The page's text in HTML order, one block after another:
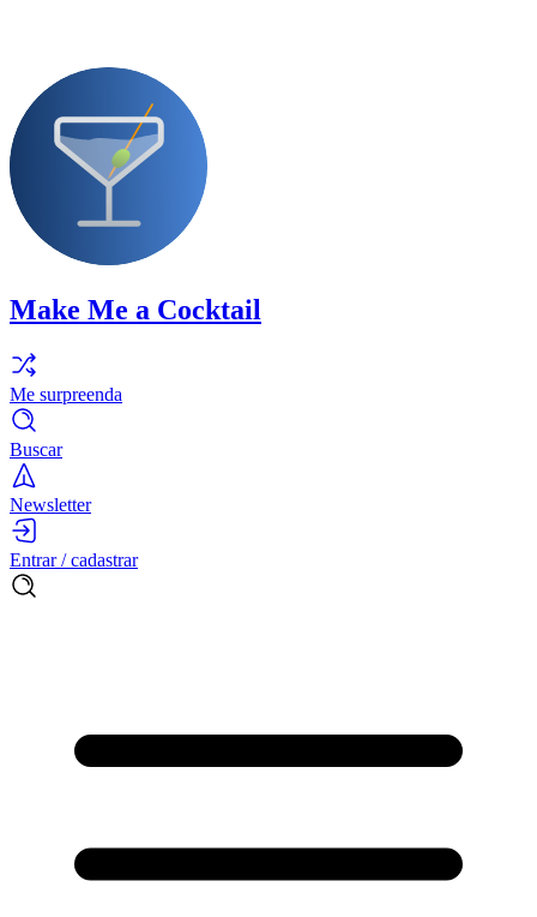
Make Me a Cocktail
Me surpreenda
Buscar
Newsletter
Entrar / cadastrar